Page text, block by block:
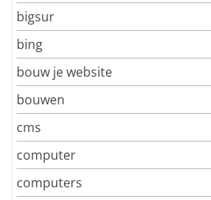
bigsur
bing
bouw je website
bouwen
cms
computer
computers